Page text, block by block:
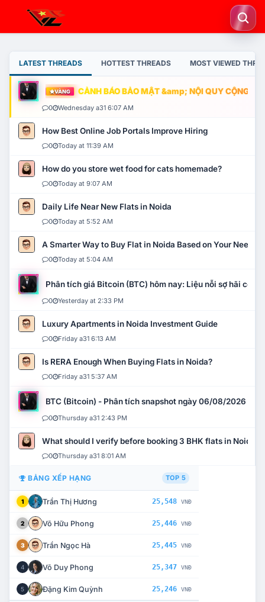
LATEST THREADS HOTTEST THREADS MOST VIEWED
VÀNG CẢNH BÁO BẢO MẬT &amp; NỘI QUY CỘNG
0 Wednesday a31 6:07 AM
How Best Online Job Portals Improve Hiring
0 Today at 11:39 AM
How do you store wet food for cats homemade?
0 Today at 9:07 AM
Daily Life Near New Flats in Noida
0 Today at 5:52 AM
A Smarter Way to Buy Flat in Noida Based on Your Needs
0 Today at 5:04 AM
Phân tích giá Bitcoin (BTC) hôm nay: Liệu nỗi sợ hãi có
0 Yesterday at 2:33 PM
Luxury Apartments in Noida Investment Guide
0 Friday a31 6:13 AM
Is RERA Enough When Buying Flats in Noida?
0 Friday a31 5:37 AM
BTC (Bitcoin) - Phân tích snapshot ngày 06/08/2026
0 Thursday a31 2:43 PM
What should I verify before booking 3 BHK flats in Noida?
0 Thursday a31 8:01 AM
BẢNG XẾP HẠNG TOP 5
1 Trần Thị Hương 25,548 VNĐ
2 Võ Hữu Phong 25,446 VNĐ
3 Trần Ngọc Hà 25,445 VNĐ
4 Võ Duy Phong 25,347 VNĐ
5 Đặng Kim Quỳnh 25,246 VNĐ